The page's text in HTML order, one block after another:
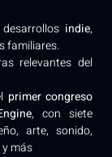
indie,
familiares.
relevantes del
primer congreso
, con siete
arte, sonido,
más